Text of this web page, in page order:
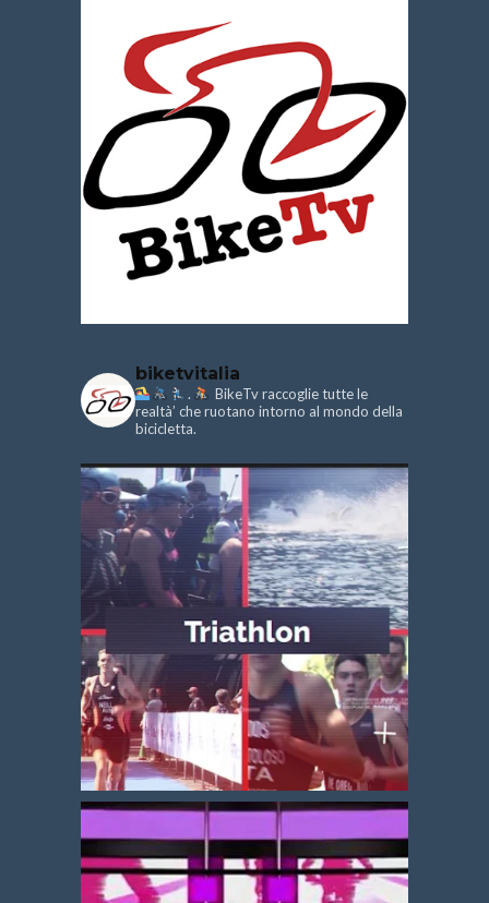
biketvitalia
.
BikeTv raccoglie tutte le
realtà’ che ruotano intorno al mondo della
bicicletta.